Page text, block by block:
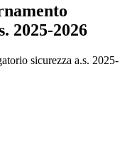
2025-2026
sicurezza a.s. 2025-